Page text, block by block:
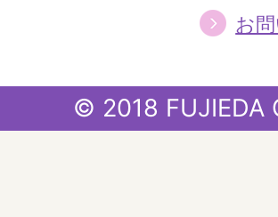
お
© 2018 FUJIEDA